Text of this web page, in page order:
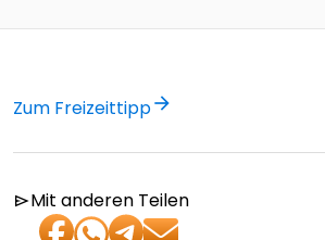
Zum Freizeittipparrow_forward
sendMit anderen Teilen